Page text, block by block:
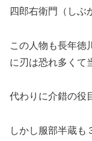
四郎右衛門（しぶ
この人物も長年徳
に刃は恐れ多くて
代わりに介錯の役
しかし服部半蔵も